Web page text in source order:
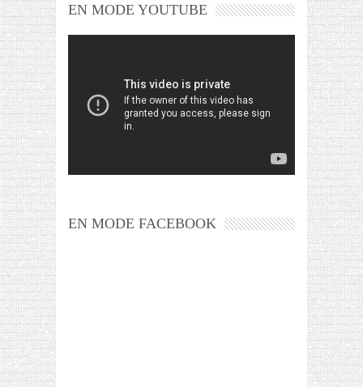
EN MODE YOUTUBE
EN MODE FACEBOOK